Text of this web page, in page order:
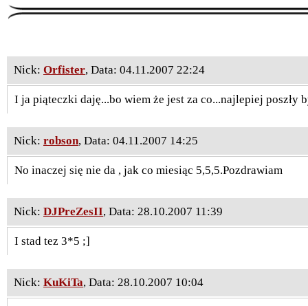
Nick: Orfister, Data: 04.11.2007 22:24
I ja piąteczki daję...bo wiem że jest za co...najlepiej poszły
Nick: robson, Data: 04.11.2007 14:25
No inaczej się nie da , jak co miesiąc 5,5,5.Pozdrawiam
Nick: DJPreZesII, Data: 28.10.2007 11:39
I stad tez 3*5 ;]
Nick: KuKiTa, Data: 28.10.2007 10:04